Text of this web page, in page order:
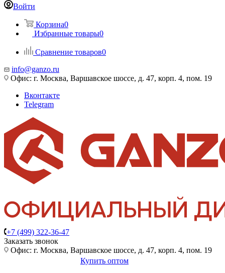
Войти
Корзина0
Избранные товары0
Сравнение товаров0
info@ganzo.ru
Офис: г. Москва, Варшавское шоссе, д. 47, корп. 4, пом. 19
Вконтакте
Telegram
+7 (499) 322-36-47
Заказать звонок
Офис: г. Москва, Варшавское шоссе, д. 47, корп. 4, пом. 19
Купить оптом